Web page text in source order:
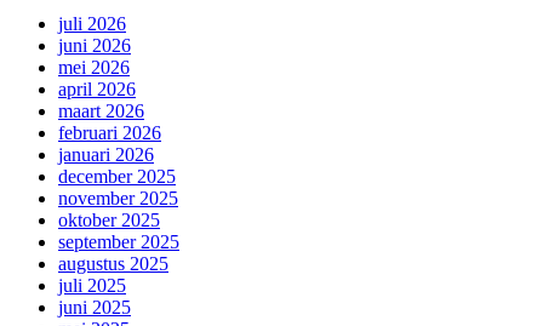
juli 2026
juni 2026
mei 2026
april 2026
maart 2026
februari 2026
januari 2026
december 2025
november 2025
oktober 2025
september 2025
augustus 2025
juli 2025
juni 2025